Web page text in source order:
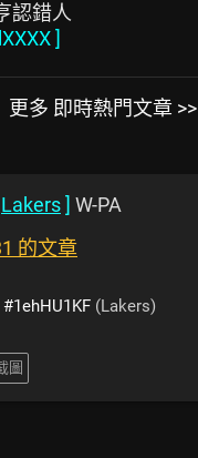
認錯人
]
更多 即時熱門文章 >>
Lakers] W-PA
的文章
#1ehHU1KF (Lakers)
圖